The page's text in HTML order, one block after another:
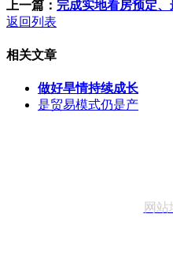
上一篇： 完成实地看房预定
返回列表
相关文章
做好旱情持续成长
是贸易模式仍是产
网站